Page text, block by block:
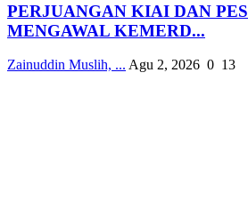
PERJUANGAN KIAI DAN
MENGAWAL KEMERD...
Zainuddin Muslih, ... Agu 2, 2026 0 13